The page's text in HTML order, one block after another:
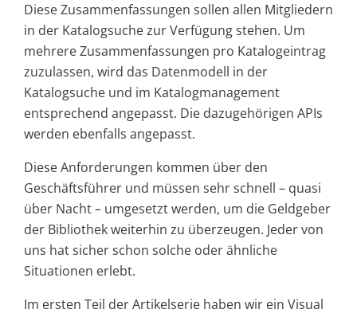
Diese Zusammenfassungen sollen allen Mitgliedern
in der Katalogsuche zur Verfügung stehen. Um
mehrere Zusammenfassungen pro Katalogeintrag
zuzulassen, wird das Datenmodell in der
Katalogsuche und im Katalogmanagement
entsprechend angepasst. Die dazugehörigen APIs
werden ebenfalls angepasst.
Diese Anforderungen kommen über den
Geschäftsführer und müssen sehr schnell – quasi
über Nacht – umgesetzt werden, um die Geldgeber
der Bibliothek weiterhin zu überzeugen. Jeder von
uns hat sicher schon solche oder ähnliche
Situationen erlebt.
Im ersten Teil der Artikelserie haben wir ein Visual